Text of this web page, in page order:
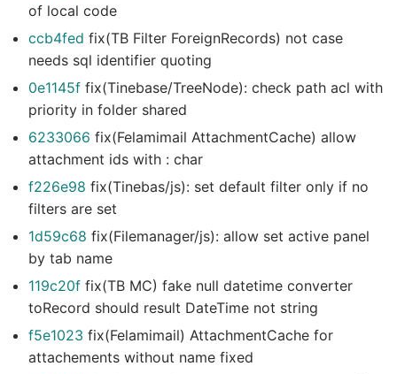
of local code
ccb4fed fix(TB Filter ForeignRecords) not case
needs sql identifier quoting
0e1145f fix(Tinebase/TreeNode): check path acl with
priority in folder shared
6233066 fix(Felamimail AttachmentCache) allow
attachment ids with : char
f226e98 fix(Tinebas/js): set default filter only if no
filters are set
1d59c68 fix(Filemanager/js): allow set active panel
by tab name
119c20f fix(TB MC) fake null datetime converter
toRecord should result DateTime not string
f5e1023 fix(Felamimail) AttachmentCache for
attachements without name fixed